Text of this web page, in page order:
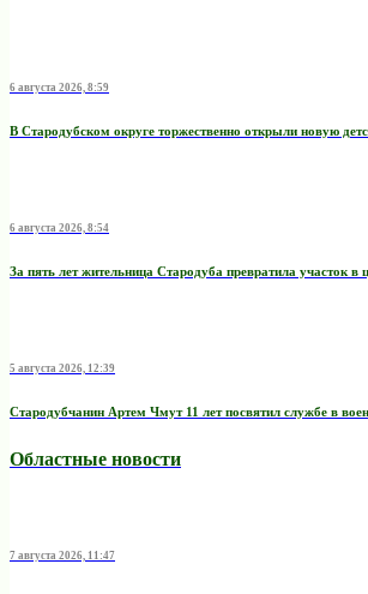
6 августа 2026, 8:59
В Стародубском округе торжественно открыли новую
6 августа 2026, 8:54
За пять лет жительница Стародуба превратила участок в
5 августа 2026, 12:39
Стародубчанин Артем Чмут 11 лет посвятил службе в
Областные новости
7 августа 2026, 11:47